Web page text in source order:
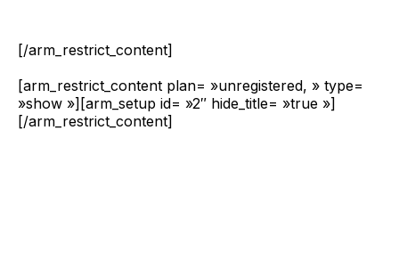
[/arm_restrict_content]
[arm_restrict_content plan= »unregistered, » type=
»show »][arm_setup id= »2″ hide_title= »true »]
[/arm_restrict_content]